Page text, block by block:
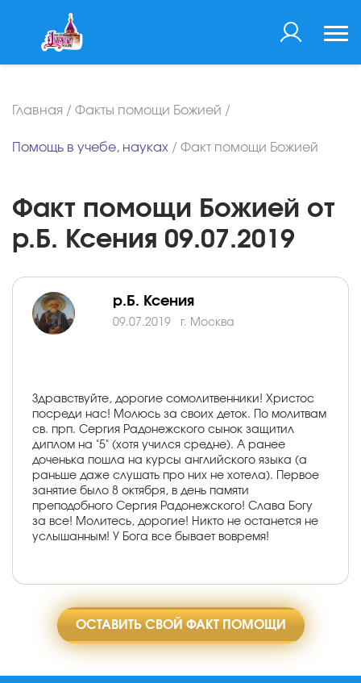
Главная / Факты помощи Божией /
Помощь в учебе, науках / Факт помощи Божией
Факт помощи Божией от
р.Б. Ксения 09.07.2019
р.Б. Ксения
09.07.2019 г. Москва
Здравствуйте, дорогие сомолитвенники! Христос
посреди нас! Молюсь за своих деток. По молитвам
св. прп. Сергия Радонежского сынок защитил
диплом на "5" (хотя учился средне). А ранее
доченька пошла на курсы английского языка (а
раньше даже слушать про них не хотела). Первое
занятие было 8 октября, в день памяти
преподобного Сергия Радонежского! Слава Богу
за все! Молитесь, дорогие! Никто не останется не
услышанным! У Бога все бывает вовремя!
ОСТАВИТЬ СВОЙ ФАКТ ПОМОЩИ